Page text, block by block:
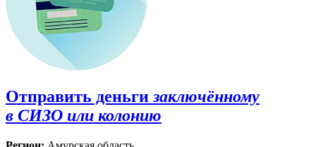
Отправить деньги заключённому
в СИЗО или колонию